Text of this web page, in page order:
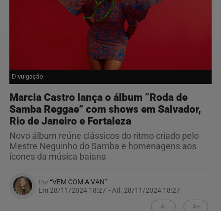
Divulgação
Marcia Castro lança o álbum “Roda de
Samba Reggae” com shows em Salvador,
Rio de Janeiro e Fortaleza
Novo álbum reúne clássicos do ritmo criado pelo
Mestre Neguinho do Samba e homenagens aos
ícones da música baiana
Por“VEM COM A VAN”
Em 28/11/2024 18:27 - Atl. 28/11/2024 18:27
A- A+